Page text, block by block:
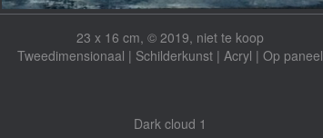
23 x 16 cm, © 2019, niet te koop
Tweedimensionaal | Schilderkunst | Acryl | Op paneel
Dark cloud 1